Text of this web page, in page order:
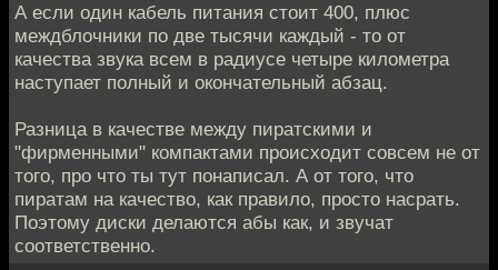
А если один кабель питания стоит 400, плюс
междблочники по две тысячи каждый - то от
качества звука всем в радиусе четыре километра
наступает полный и окончательный абзац.
Разница в качестве между пиратскими и
"фирменными" компактами происходит совсем не от
того, про что ты тут понаписал. А от того, что
пиратам на качество, как правило, просто насрать.
Поэтому диски делаются абы как, и звучат
соответственно.